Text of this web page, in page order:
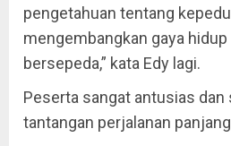
pengetahuan tentang
mengembangkan gaya
bersepeda,” kata Edy lagi.
Peserta sangat antusias dan
tantangan perjalanan